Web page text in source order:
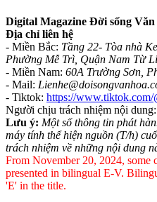
Digital Magazine Đời sống Văn
Địa chỉ liên hệ
- Miền Bắc: Tầng 22- Tòa nhà
Phường Mễ Trì, Quận Nam Từ
- Miền Nam: 60A Trường Sơn,
- Mail:
- Tiktok: https://www.tiktok.com/
Người chịu trách nhiệm nội
Lưu ý: Một số thông tin phát
máy tính thể hiện nguồn (T/h)
trách nhiệm về những nội dung
From November 20, 2024, some
presented in bilingual E-V.
'E' in the title.